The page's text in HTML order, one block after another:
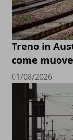
Treno in
come
01/08/2026